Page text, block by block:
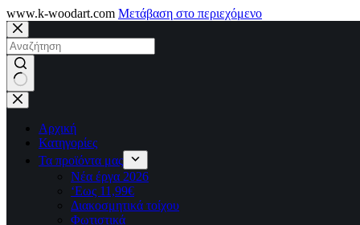
www.k-woodart.com Μετάβαση στο περιεχόμενο
No
results
Αρχική
Κατηγορίες
Τα προϊόντα μας
Νέα έργα 2026
‘Εως 11,99€
Διακοσμητικά τοίχου
Φωτιστικά